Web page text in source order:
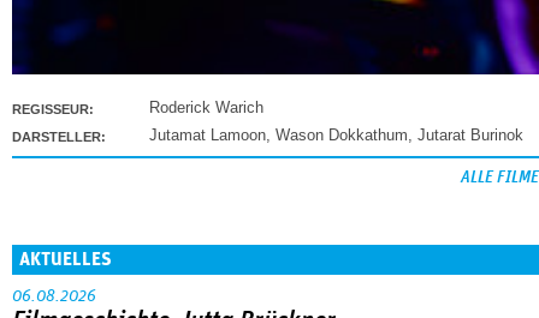
REGISSEUR: Roderick Warich
DARSTELLER: Jutamat Lamoon, Wason Dokkathum, Jutarat Burinok
ALLE FILME
AKTUELLES
06.08.2026